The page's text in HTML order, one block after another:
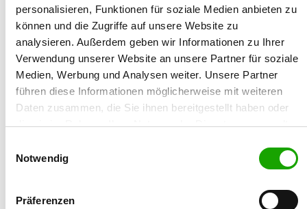
personalisieren, Funktionen für soziale Medien anbieten zu
können und die Zugriffe auf unsere Website zu
analysieren. Außerdem geben wir Informationen zu Ihrer
Verwendung unserer Website an unsere Partner für soziale
Medien, Werbung und Analysen weiter. Unsere Partner
führen diese Informationen möglicherweise mit weiteren
Daten zusammen, die Sie ihnen bereitgestellt haben oder
die sie im Rahmen Ihrer Nutzung der Dienste gesammelt
Sie unsere Webseite weiterhin nutzen.
Notwendig
Präferenzen
Plz/Ort:
28355 Bremen
Land:
Deutschland